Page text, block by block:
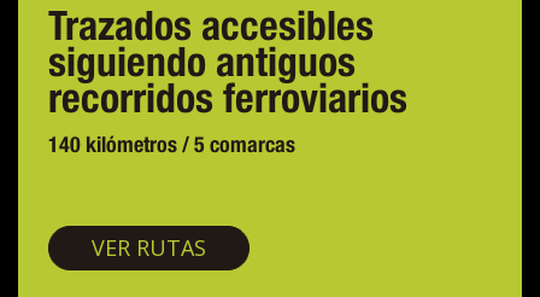
Trazados accesibles
siguiendo antiguos
recorridos ferroviarios
140 kilómetros / 5 comarcas
VER RUTAS Vías verdes